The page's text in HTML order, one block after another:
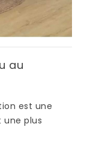
au
est une
plus